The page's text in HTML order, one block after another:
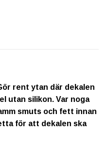
rent ytan där dekalen
utan silikon. Var noga
smuts och fett innan
för att dekalen ska